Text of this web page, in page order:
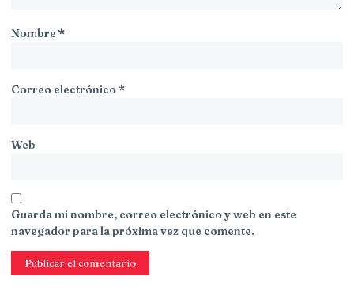
Nombre*
Correo electrónico*
Web
Guarda mi nombre, correo electrónico y web en este
navegador para la próxima vez que comente.